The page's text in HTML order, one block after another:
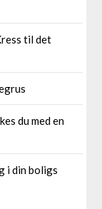
til det
du med en
i din boligs